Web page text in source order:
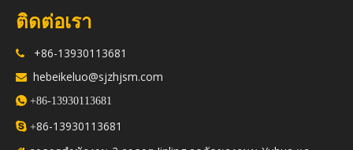
ติดต่อเรา
 +86-13930113681
 hebeikeluo@sjzhjsm.com
 +86-13930113681
 +86-13930113681